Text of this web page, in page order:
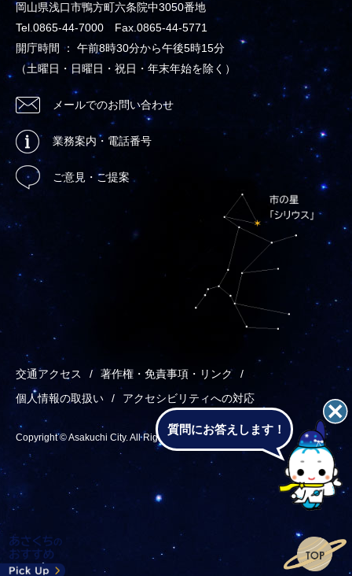
あ
く
メ
ニ
ュ
岡山県浅口市鴨方町六条院中3050番地
Tel.0865-44-7000 Fax.0865-44-5771
開庁時間 ： 午前8時30分から午後5時15分
（土曜日・日曜日・祝日・年末年始を除く）
メールでのお問い合わせ
業務案内・電話番号
ご意見・ご提案
交通アクセス
著作権・免責事項・リンク
個人情報の取扱い
アクセシビリティへの対応
Copyright © Asakuchi City. All Rights Reserved.
質問にお答えします！